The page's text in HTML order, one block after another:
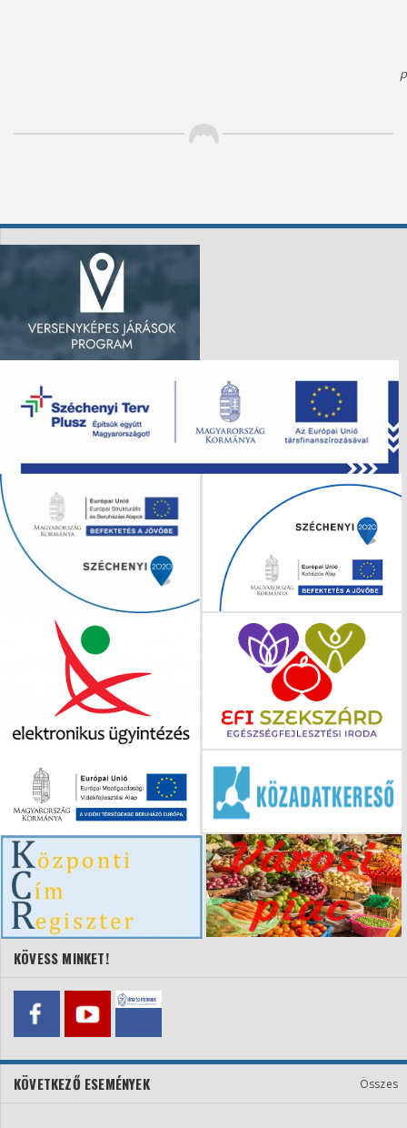
KÖVESS MINKET!
KÖVETKEZŐ ESEMÉNYEK Összes